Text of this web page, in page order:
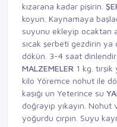
kızarana kadar pişirin.
koyun. Kaynamaya
suyunu ekleyip ocaktan
sıcak şerbeti gezdirin ya
dökün. 3-4 saat
MALZEMELER 1 kg.
kilo Yöremce nohut ile
kaşığı un Yeterince su
doğrayıp yıkayın.
yoğurdu çırpın. Suyu